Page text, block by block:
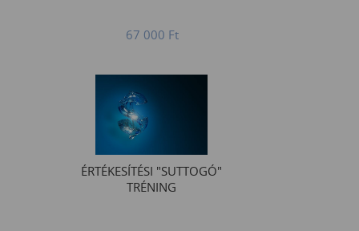
67 000 Ft
ÉRTÉKESÍTÉSI "SUTTOGÓ"
TRÉNING